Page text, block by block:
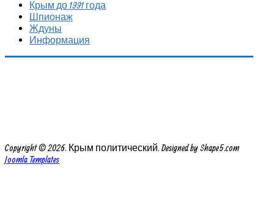
Крым до 1991 года
Шпионаж
Ждуны
Информация
Copyright © 2026. Крым политический. Designed by Shape5.com
Joomla Templates